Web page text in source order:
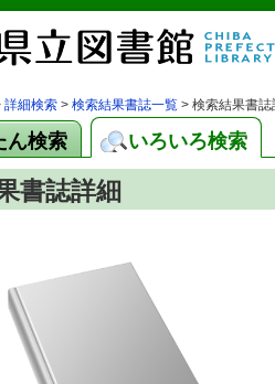
詳細検索 > 検索結果書誌一覧 > 検索結果書誌
ん検索 いろいろ検索
書誌詳細